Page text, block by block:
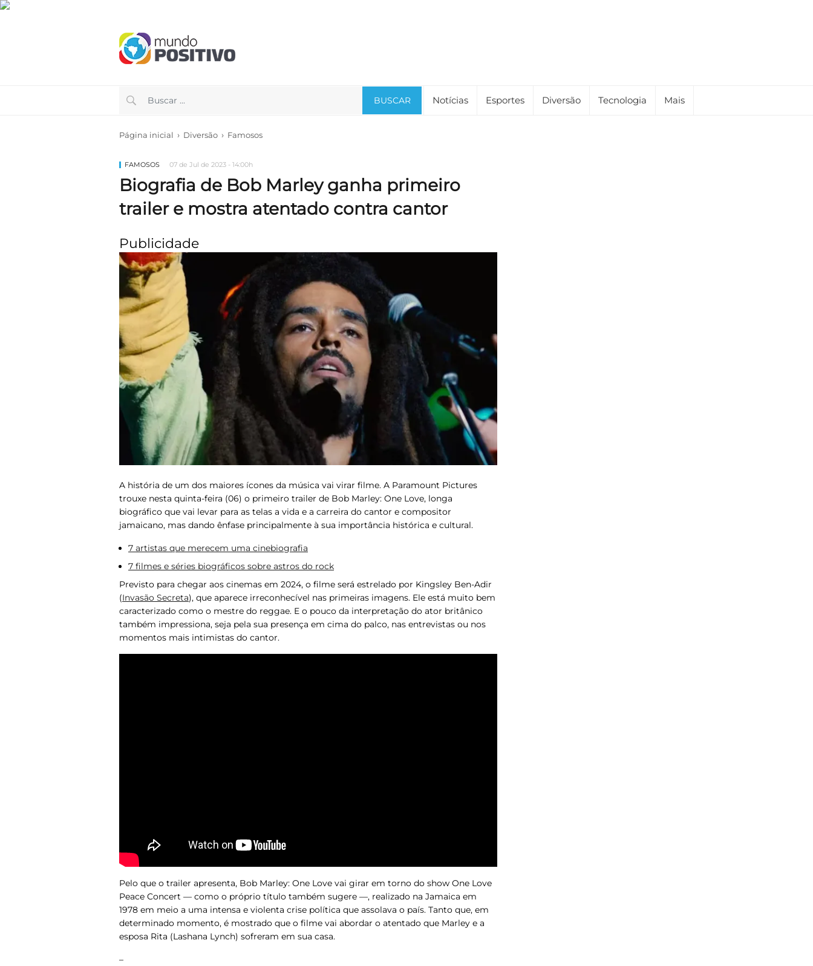
BUSCAR Notícias Esportes Diversão Tecnologia Mais
Página inicial › Diversão › Famosos
FAMOSOS 07 de Jul de 2023 - 14:00h
Biografia de Bob Marley ganha primeiro
trailer e mostra atentado contra cantor
Publicidade
A história de um dos maiores ícones da música vai virar filme. A Paramount Pictures
trouxe nesta quinta-feira (06) o primeiro trailer de Bob Marley: One Love, longa
biográfico que vai levar para as telas a vida e a carreira do cantor e compositor
jamaicano, mas dando ênfase principalmente à sua importância histórica e cultural.
7 artistas que merecem uma cinebiografia
7 filmes e séries biográficos sobre astros do rock
Previsto para chegar aos cinemas em 2024, o filme será estrelado por Kingsley Ben-Adir
(Invasão Secreta), que aparece irreconhecível nas primeiras imagens. Ele está muito bem
caracterizado como o mestre do reggae. E o pouco da interpretação do ator britânico
também impressiona, seja pela sua presença em cima do palco, nas entrevistas ou nos
momentos mais intimistas do cantor.
Pelo que o trailer apresenta, Bob Marley: One Love vai girar em torno do show One Love
Peace Concert — como o próprio título também sugere —, realizado na Jamaica em
1978 em meio a uma intensa e violenta crise política que assolava o país. Tanto que, em
determinado momento, é mostrado que o filme vai abordar o atentado que Marley e a
esposa Rita (Lashana Lynch) sofreram em sua casa.
–